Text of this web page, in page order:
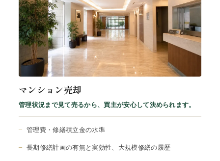
マンション売却
管理状況まで見て売るから、買主が安心して決められます。
管理費・修繕積立金の水準
長期修繕計画の有無と実効性、大規模修繕の履歴